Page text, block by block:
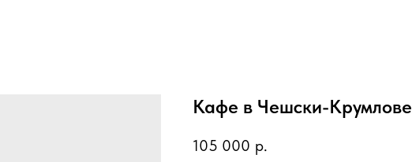
Кафе в Чешски-Крумлове
105 000 р.